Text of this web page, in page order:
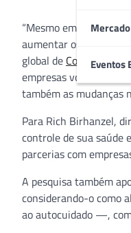
Mercado
Eventos
“Mesmo em tempos
aumentar os gastos
global de Consumer
empresas voltadas ao
também as mudanças
Para Rich Birhanzel,
controle de sua saúde
parcerias com
A pesquisa também
considerando-o como
ao autocuidado —,